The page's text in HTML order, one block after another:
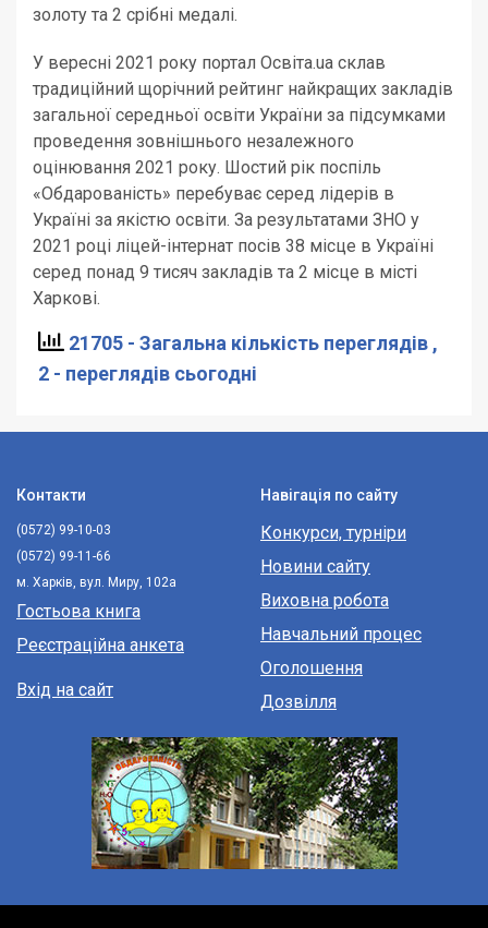
золоту та 2 срібні медалі.
У вересні 2021 року портал Освіта.ua склав
традиційний щорічний рейтинг найкращих закладів
загальної середньої освіти України за підсумками
проведення зовнішнього незалежного
оцінювання 2021 року. Шостий рік поспіль
«Обдарованість» перебуває серед лідерів в
Україні за якістю освіти. За результатами ЗНО у
2021 році ліцей-інтернат посів 38 місце в Україні
серед понад 9 тисяч закладів та 2 місце в місті
Харкові.
21705 - Загальна кількість переглядів ,
2 - переглядів сьогодні
Навігація по сайту
Конкурси, турніри
Новини сайту
Виховна робота
Навчальний процес
Оголошення
Дозвілля
Контакти
(0572) 99-10-03
(0572) 99-11-66
м. Харків, вул. Миру, 102а
Гостьова книга
Реєстраційна анкета
Вхід на сайт